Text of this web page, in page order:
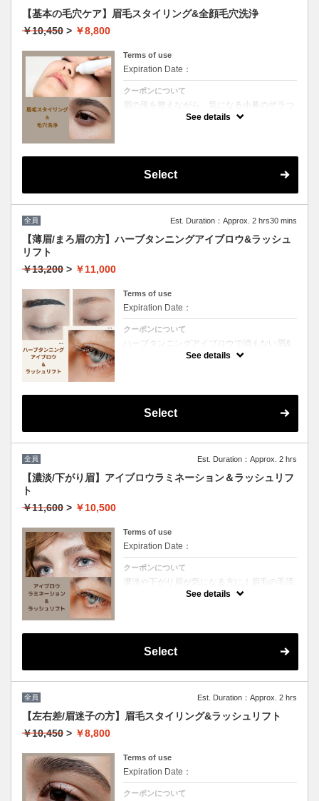
ニキビやニキビ跡ケアにも最適！
クレンジング＆酵素泡パックで汚れを浮かせ
【基本の毛穴ケア】眉毛スタイリング&全顔毛穴洗浄
￥10,450 > ￥8,800
Terms of use
Expiration Date：
クーポンについて
眉の形を整えながら、気になる小鼻のザラつ
きを解消する定番セット。
プロの眉スタイリングと毛穴洗浄を組み合わ
インします。ワックスで余分な毛を脱毛しま
す。必要に合わせてツイザーで間引きし、毛
量調整します。
最後は眉毛メイクで仕上げます。
※ワックスで毛を処理するため３ｍｍの長さ
See details
Select
全員 Est. Duration：Approx. 2 hrs30 mins
【薄眉/まろ眉の方】ハーブタンニングアイブロウ&ラッシュ
リフト
￥13,200 > ￥11,000
Terms of use
Expiration Date：
クーポンについて
ハーブタンニングアイブロウで消えない眉&
ラッシュリフトでビューラーいらずのまつげ
に♪目元のリフトアップ効果も！朝のメイク
See details
Select
全員 Est. Duration：Approx. 2 hrs
【濃淡/下がり眉】アイブロウラミネーション＆ラッシュリフ
ト
￥11,600 > ￥10,500
Terms of use
Expiration Date：
クーポンについて
濃淡や下がり眉が気になる方に！眉毛の毛流
れを調整。ワックスと間引きつき
※長さが必要な施術です。充分伸ばしてご来
※パリジェンヌラッシュリフトは対応してお
りません。
See details
Select
全員 Est. Duration：Approx. 2 hrs
【左右差/眉迷子の方】眉毛スタイリング&ラッシュリフト
￥10,450 > ￥8,800
Terms of use
Expiration Date：
クーポンについて